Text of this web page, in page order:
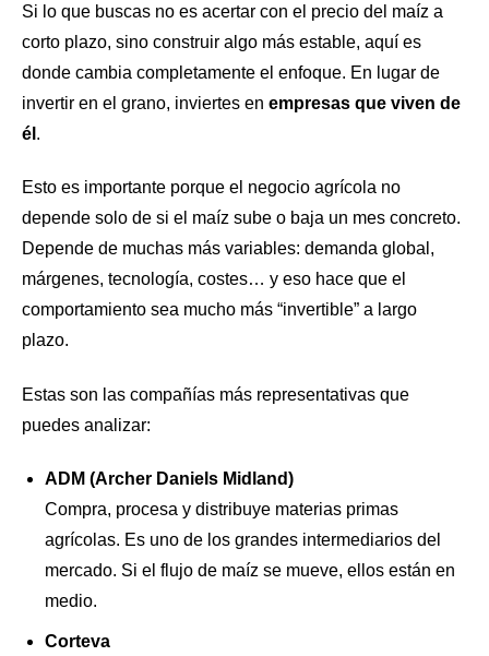
Si lo que buscas no es acertar con el precio del maíz a
corto plazo, sino construir algo más estable, aquí es
donde cambia completamente el enfoque. En lugar de
invertir en el grano, inviertes en empresas que viven de
él .
Esto es importante porque el negocio agrícola no
depende solo de si el maíz sube o baja un mes concreto.
Depende de muchas más variables: demanda global,
márgenes, tecnología, costes… y eso hace que el
comportamiento sea mucho más “invertible” a largo
plazo.
Estas son las compañías más representativas que
puedes analizar:
ADM (Archer Daniels Midland)
Compra, procesa y distribuye materias primas
agrícolas. Es uno de los grandes intermediarios del
mercado. Si el flujo de maíz se mueve, ellos están en
medio.
Corteva